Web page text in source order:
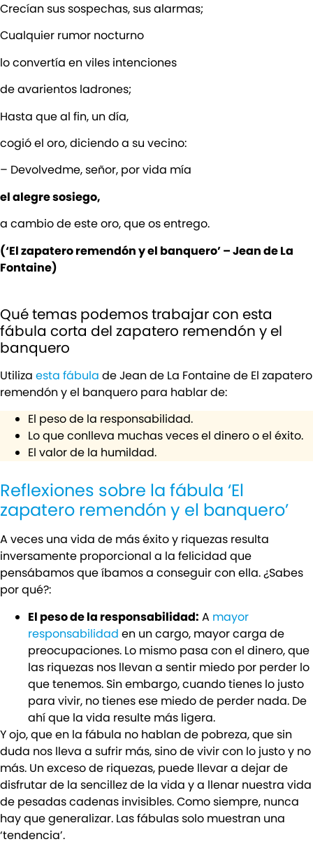
Crecían sus sospechas, sus alarmas;
Cualquier rumor nocturno
lo convertía en viles intenciones
de avarientos ladrones;
Hasta que al fin, un día,
cogió el oro, diciendo a su vecino:
– Devolvedme, señor, por vida mía
el alegre sosiego,
a cambio de este oro, que os entrego.
(‘El zapatero remendón y el banquero’ – Jean de La
Fontaine)
Qué temas podemos trabajar con esta
fábula corta del zapatero remendón y el
banquero
Utiliza esta fábula de Jean de La Fontaine de El zapatero
remendón y el banquero para hablar de:
El peso de la responsabilidad.
Lo que conlleva muchas veces el dinero o el éxito.
El valor de la humildad.
Reflexiones sobre la fábula ‘El
zapatero remendón y el banquero’
A veces una vida de más éxito y riquezas resulta
inversamente proporcional a la felicidad que
pensábamos que íbamos a conseguir con ella. ¿Sabes
por qué?:
El peso de la responsabilidad: A mayor
responsabilidad en un cargo, mayor carga de
preocupaciones. Lo mismo pasa con el dinero, que
las riquezas nos llevan a sentir miedo por perder lo
que tenemos. Sin embargo, cuando tienes lo justo
para vivir, no tienes ese miedo de perder nada. De
ahí que la vida resulte más ligera.
Y ojo, que en la fábula no hablan de pobreza, que sin
duda nos lleva a sufrir más, sino de vivir con lo justo y no
más. Un exceso de riquezas, puede llevar a dejar de
disfrutar de la sencillez de la vida y a llenar nuestra vida
de pesadas cadenas invisibles. Como siempre, nunca
hay que generalizar. Las fábulas solo muestran una
‘tendencia’.